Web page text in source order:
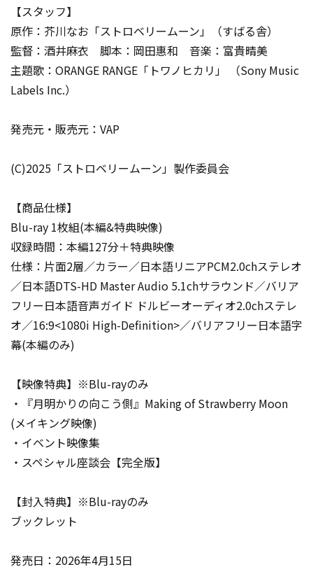
【スタッフ】
原作：芥川なお「ストロベリームーン」（すばる舎）
監督：酒井麻衣 脚本：岡田惠和 音楽：富貴晴美
主題歌：ORANGE RANGE「トワノヒカリ」 （Sony Music
Labels Inc.）
発売元・販売元：VAP
(C)2025「ストロベリームーン」製作委員会
【商品仕様】
Blu-ray 1枚組(本編&特典映像)
収録時間：本編127分＋特典映像
仕様：片面2層／カラー／日本語リニアPCM2.0chステレオ
／日本語DTS-HD Master Audio 5.1chサラウンド／バリア
フリー日本語音声ガイド ドルビーオーディオ2.0chステレ
オ／16:9<1080i High-Definition>／バリアフリー日本語字
幕(本編のみ)
【映像特典】※Blu-rayのみ
・『月明かりの向こう側』Making of Strawberry Moon
(メイキング映像)
・イベント映像集
・スペシャル座談会【完全版】
【封入特典】※Blu-rayのみ
ブックレット
発売日：2026年4月15日